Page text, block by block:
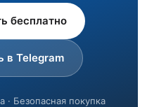
бесплатно
в Telegram
· Безопасная покупка